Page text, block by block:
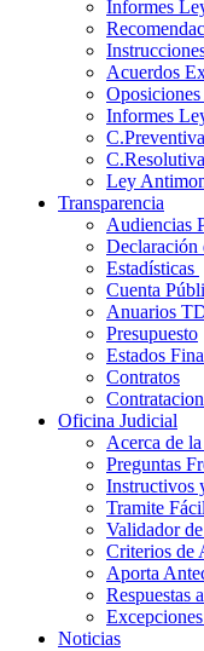
Informes
Acuerdos
Informes
Ley
Transparencia
Audiencias
Declaración
Estadísticas
Cuenta
Anuarios
Presupuesto
Estados
Contratos
Oficina Judicial
Acerca de
Preguntas
Instructivos
Tramite Fácil
Validador
Criterios de
Aporta
Respuestas
Noticias